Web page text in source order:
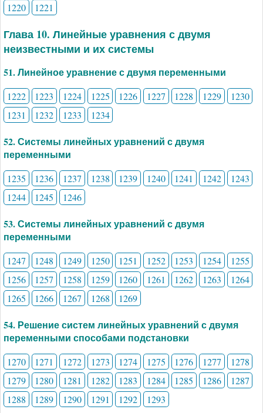
1220
1221
Глава 10. Линейные уравнения с двумя
неизвестными и их системы
51. Линейное уравнение с двумя переменными
1222 1223 1224 1225 1226 1227 1228 1229
1230
1231
1232 1233 1234
52. Системы линейных уравнений с двумя
переменными
1235 1236 1237 1238 1239 1240 1241 1242
1243
1244
1245 1246
53. Системы линейных уравнений с двумя
переменными
1247 1248 1249 1250 1251 1252 1253 1254
1255
1256
1257 1258 1259 1260 1261 1262 1263
1264
1265
1266 1267 1268 1269
54. Решение систем линейных уравнений с двумя
переменными способами подстановки
1270 1271 1272 1273 1274 1275 1276 1277
1278
1279
1280 1281 1282 1283 1284 1285 1286
1287
1288
1289 1290 1291 1292 1293